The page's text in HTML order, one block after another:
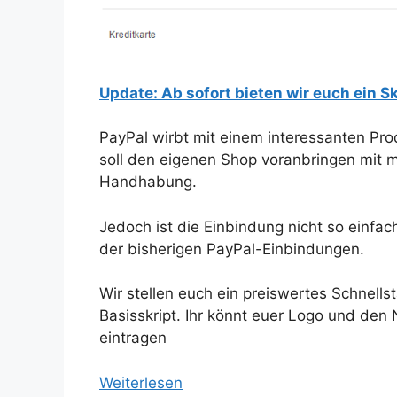
Update: Ab sofort bieten wir euch ein
PayPal wirbt mit einem interessanten
soll den eigenen Shop voranbringen mit
Handhabung.
Jedoch ist die Einbindung nicht so
der bisherigen PayPal-Einbindungen.
Wir stellen euch ein preiswertes
Basisskript. Ihr könnt euer Logo und
eintragen
Weiterlesen